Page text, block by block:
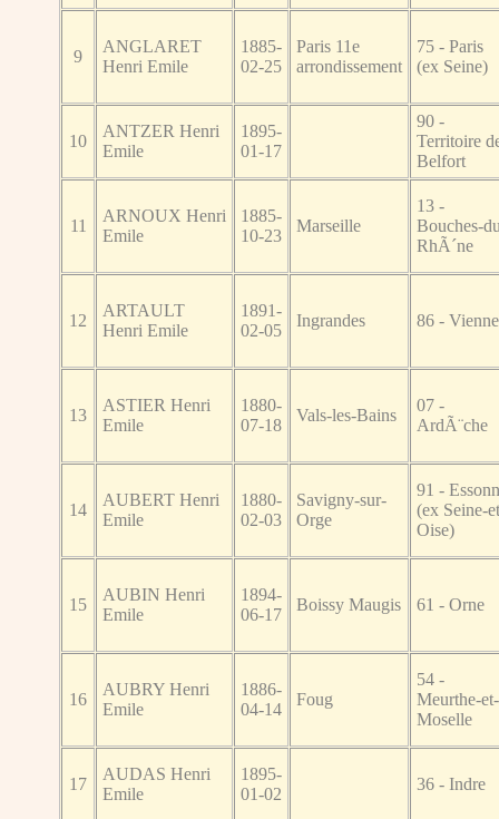
9
ANGLARET
Henri Emile
1885-
02-25
Paris 11e
arrondissement
75 - Paris
(ex Seine)
10
ANTZER Henri
Emile
1895-
01-17
90 -
Territoire
Belfort
11
ARNOUX Henri
Emile
1885-
10-23
Marseille
13 -
Bouches-
RhÃ´ne
12
ARTAULT
Henri Emile
1891-
02-05
Ingrandes 86 - Vienne
13
ASTIER Henri
Emile
1880-
07-18
Vals-les-Bains
07 -
ArdÃ¨che
14
AUBERT Henri
Emile
1880-
02-03
Savigny-sur-
Orge
91 -
(ex Seine-
Oise)
15
AUBIN Henri
Emile
1894-
06-17
Boissy Maugis 61 - Orne
16
AUBRY Henri
Emile
1886-
04-14
Foug
54 -
Meurthe-et-
Moselle
17
AUDAS Henri
Emile
1895-
01-02
36 - Indre